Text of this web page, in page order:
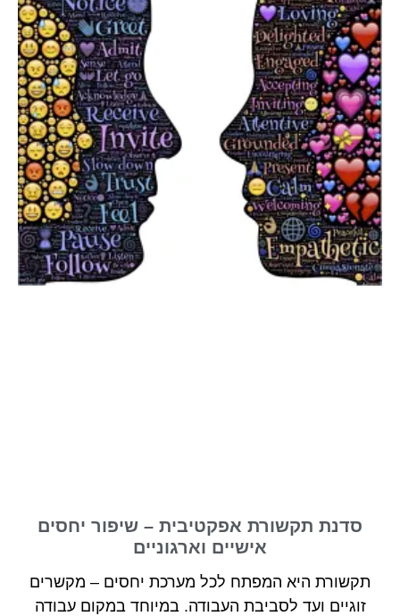
סדנת תקשורת אפקטיבית – שיפור יחסים
אישיים וארגוניים
תקשורת היא המפתח לכל מערכת יחסים – מקשרים
זוגיים ועד לסביבת העבודה. במיוחד במקום עבודה